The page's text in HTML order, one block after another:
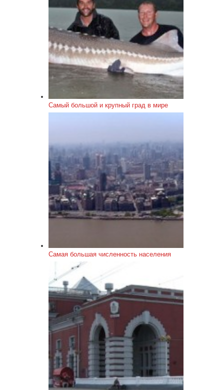
Самый большой и крупный град в мире
Самая большая численность населения